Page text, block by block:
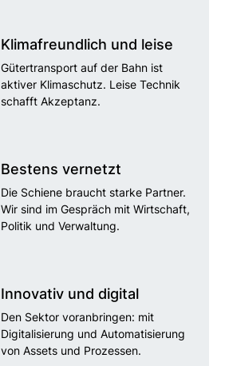
Klimafreundlich und leise
Gütertransport auf der Bahn ist
aktiver Klimaschutz. Leise Technik
schafft Akzeptanz.
Bestens vernetzt
Die Schiene braucht starke Partner.
Wir sind im Gespräch mit Wirtschaft,
Politik und Verwaltung.
Innovativ und digital
Den Sektor voranbringen: mit
Digitalisierung und Automatisierung
von Assets und Prozessen.